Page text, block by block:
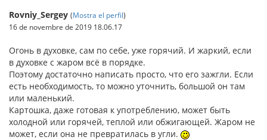
Rovniy_Sergey (Mostra el perfil)
16 de novembre de 2019 18.06.17
Огонь в духовке, сам по себе, уже горячий. И жаркий, если
в духовке с жаром всё в порядке.
Поэтому достаточно написать просто, что его зажгли. Если
есть необходимость, то можно уточнить, большой он там
или маленький.
Картошка, даже готовая к употреблению, может быть
холодной или горячей, теплой или обжигающей. Жаром не
может, если она не превратилась в угли.